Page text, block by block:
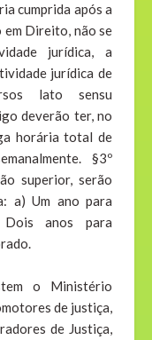
cumprida após a
em Direito, não se
jurídica, a
jurídica de
lato sensu
deverão ter, no
horária total de
§3º
superior, serão
a) Um ano para
Dois anos para
o Ministério
de justiça,
de Justiça,